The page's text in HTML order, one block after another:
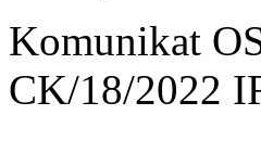
Komunikat
CK/18/2022